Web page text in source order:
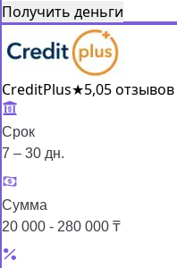
Получить деньги
CreditPlus★5,05 отзывов
Срок
7 – 30 дн.
Сумма
20 000 - 280 000 ₸